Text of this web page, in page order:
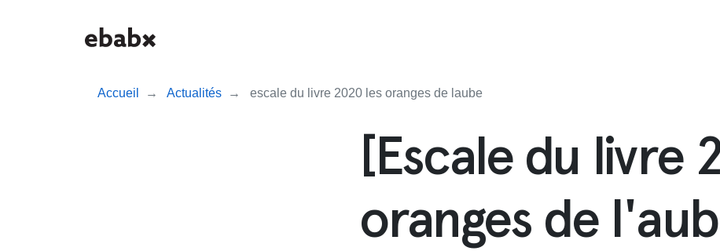
Accueil Actualités escale du livre 2020 les oranges de laube
[Escale du livre
oranges de